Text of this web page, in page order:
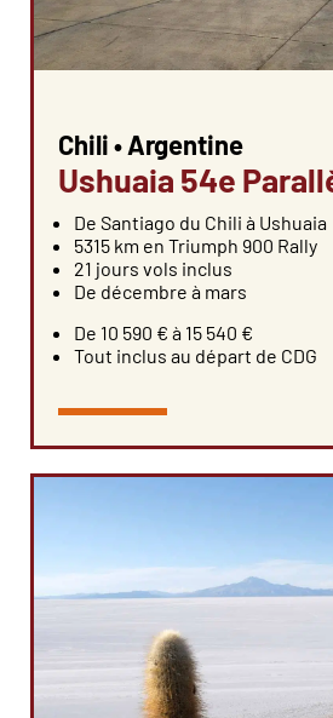
Chili • Argentine
Ushuaia 54e
De Santiago du Chili à Ushuaia
5315 km en Triumph 900 Rally
21 jours vols inclus
De décembre à mars
De 10 590 € à 15 540 €
Tout inclus au départ de CDG